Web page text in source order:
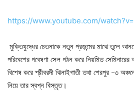
https://www.youtube.com/
মুক্তিযুদ্ধের চেতনাকে নতুন প্রজন্মের মাঝে তুলে
পরিবেশের গবেষণা সেল গঠন করে নিয়মিত
বিশেষ করে শ্রীবরদী ঝিনাইগাতী তথা শেরপুর -৩
নিয়ে তার স্বপ্ন বিস্তৃত।